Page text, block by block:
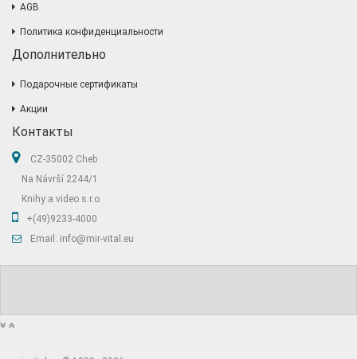
AGB
Политика конфиденциальности
Дополнительно
Подарочные сертификаты
Акции
Контакты
CZ-35002 Cheb
Na Návrší 2244/1
Knihy a video s.r.o.
+(49)9233-4000
Email: info@mir-vital.eu